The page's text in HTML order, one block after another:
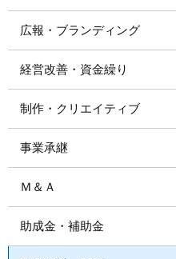
広報・ブランディング
経営改善・資金繰り
制作・クリエイティブ
事業承継
Ｍ＆Ａ
助成金・補助金